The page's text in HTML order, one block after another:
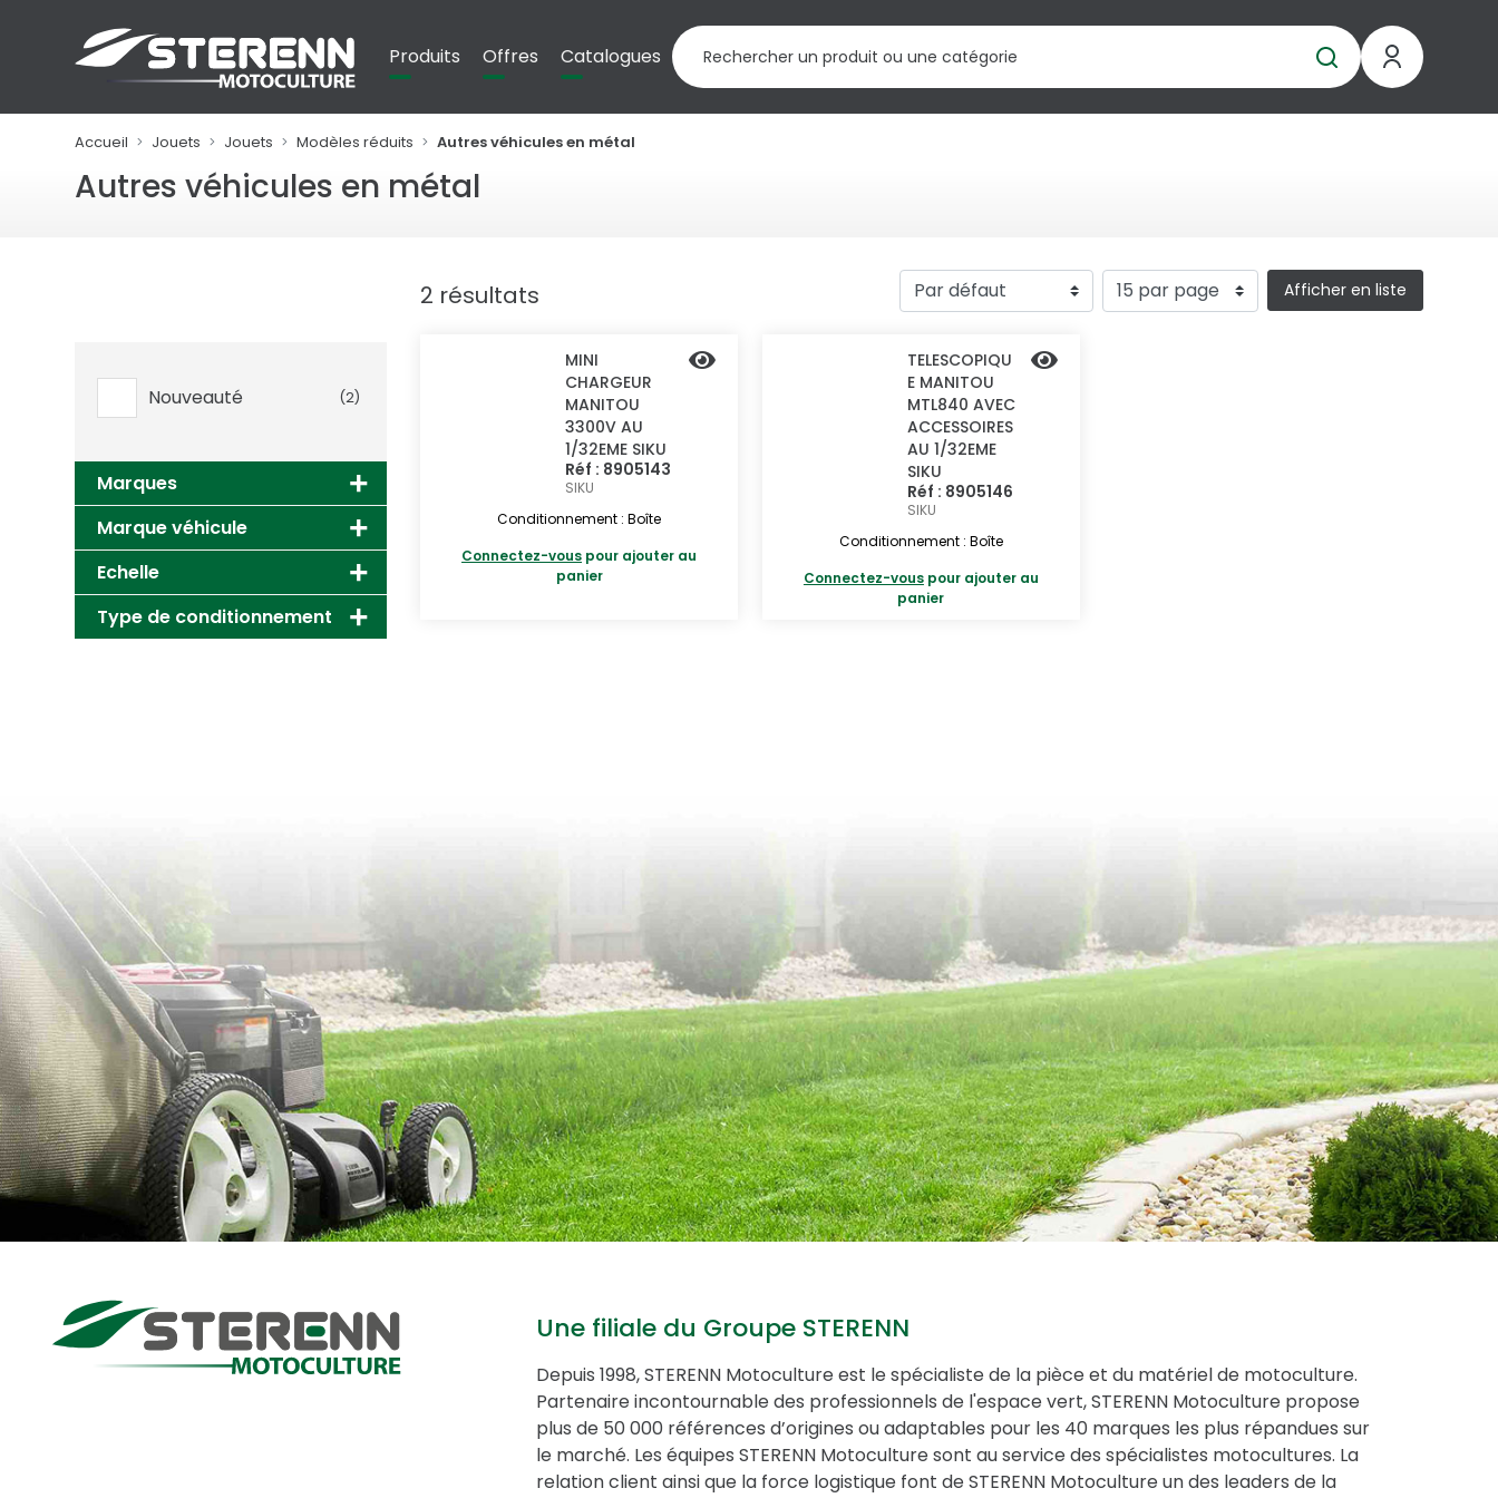
Produits Offres Catalogues
Accueil Jouets Jouets Modèles réduits Autres véhicules en métal
Autres véhicules en métal
Nouveauté (2)
Marques
Marque véhicule
Echelle
Type de conditionnement
2 résultats Afficher en liste
MINI
CHARGEUR
MANITOU
3300V AU
1/32EME SIKU
Réf : 8905143
SIKU
Conditionnement : Boîte
Connectez-vous pour ajouter au
panier
TELESCOPIQU
E MANITOU
MTL840 AVEC
ACCESSOIRES
AU 1/32EME
SIKU
Réf : 8905146
SIKU
Conditionnement : Boîte
Connectez-vouspour ajouter au
panier
Une filiale du Groupe STERENN
Depuis 1998, STERENN Motoculture est le spécialiste de la pièce et du matériel de motoculture.
Partenaire incontournable des professionnels de l'espace vert, STERENN Motoculture propose
plus de 50 000 références d’origines ou adaptables pour les 40 marques les plus répandues sur
le marché. Les équipes STERENN Motoculture sont au service des spécialistes motocultures. La
relation client ainsi que la force logistique font de STERENN Motoculture un des leaders de la